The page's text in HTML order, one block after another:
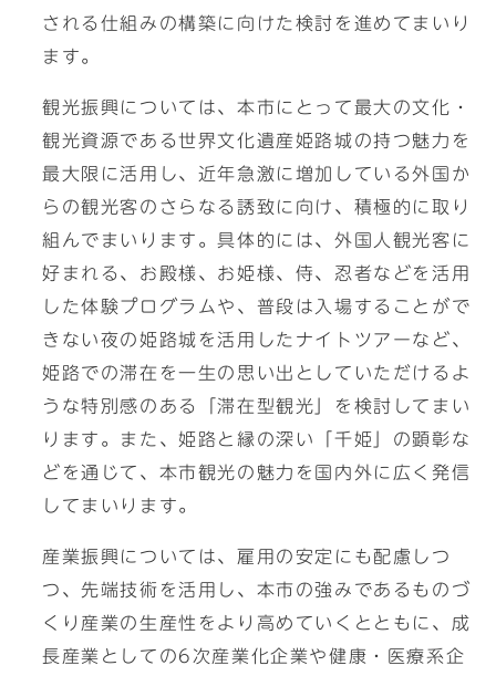
される仕組みの構築に向けた検討を進めてまいり
ます。
観光振興については、本市にとって最大の文化・
観光資源である世界文化遺産姫路城の持つ魅力を
最大限に活用し、近年急激に増加している外国か
らの観光客のさらなる誘致に向け、積極的に取り
組んでまいります。具体的には、外国人観光客に
好まれる、お殿様、お姫様、侍、忍者などを活用
した体験プログラムや、普段は入場することがで
きない夜の姫路城を活用したナイトツアーなど、
姫路での滞在を一生の思い出としていただけるよ
うな特別感のある「滞在型観光」を検討してまい
ります。また、姫路と縁の深い「千姫」の顕彰な
どを通じて、本市観光の魅力を国内外に広く発信
してまいります。
産業振興については、雇用の安定にも配慮しつ
つ、先端技術を活用し、本市の強みであるものづ
くり産業の生産性をより高めていくとともに、成
長産業としての6次産業化企業や健康・医療系企